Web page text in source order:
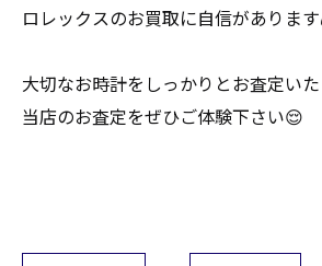
ロレックスのお買取に自信がありま
大切なお時計をしっかりとお査定い
当店のお査定をぜひご体験下さい😌